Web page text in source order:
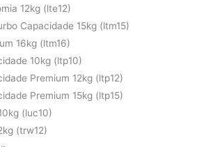
12kg (lte12)
Capacidade 15kg (ltm15)
16kg (ltm16)
10kg (ltp10)
Premium 12kg (ltp12)
Premium 15kg (ltp15)
(luc10)
(trw12)